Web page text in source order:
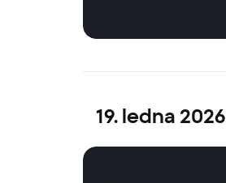
19. ledna 2026